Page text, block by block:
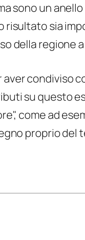
sono un
risultato sia
della
condiviso
su questo
come ad
proprio del